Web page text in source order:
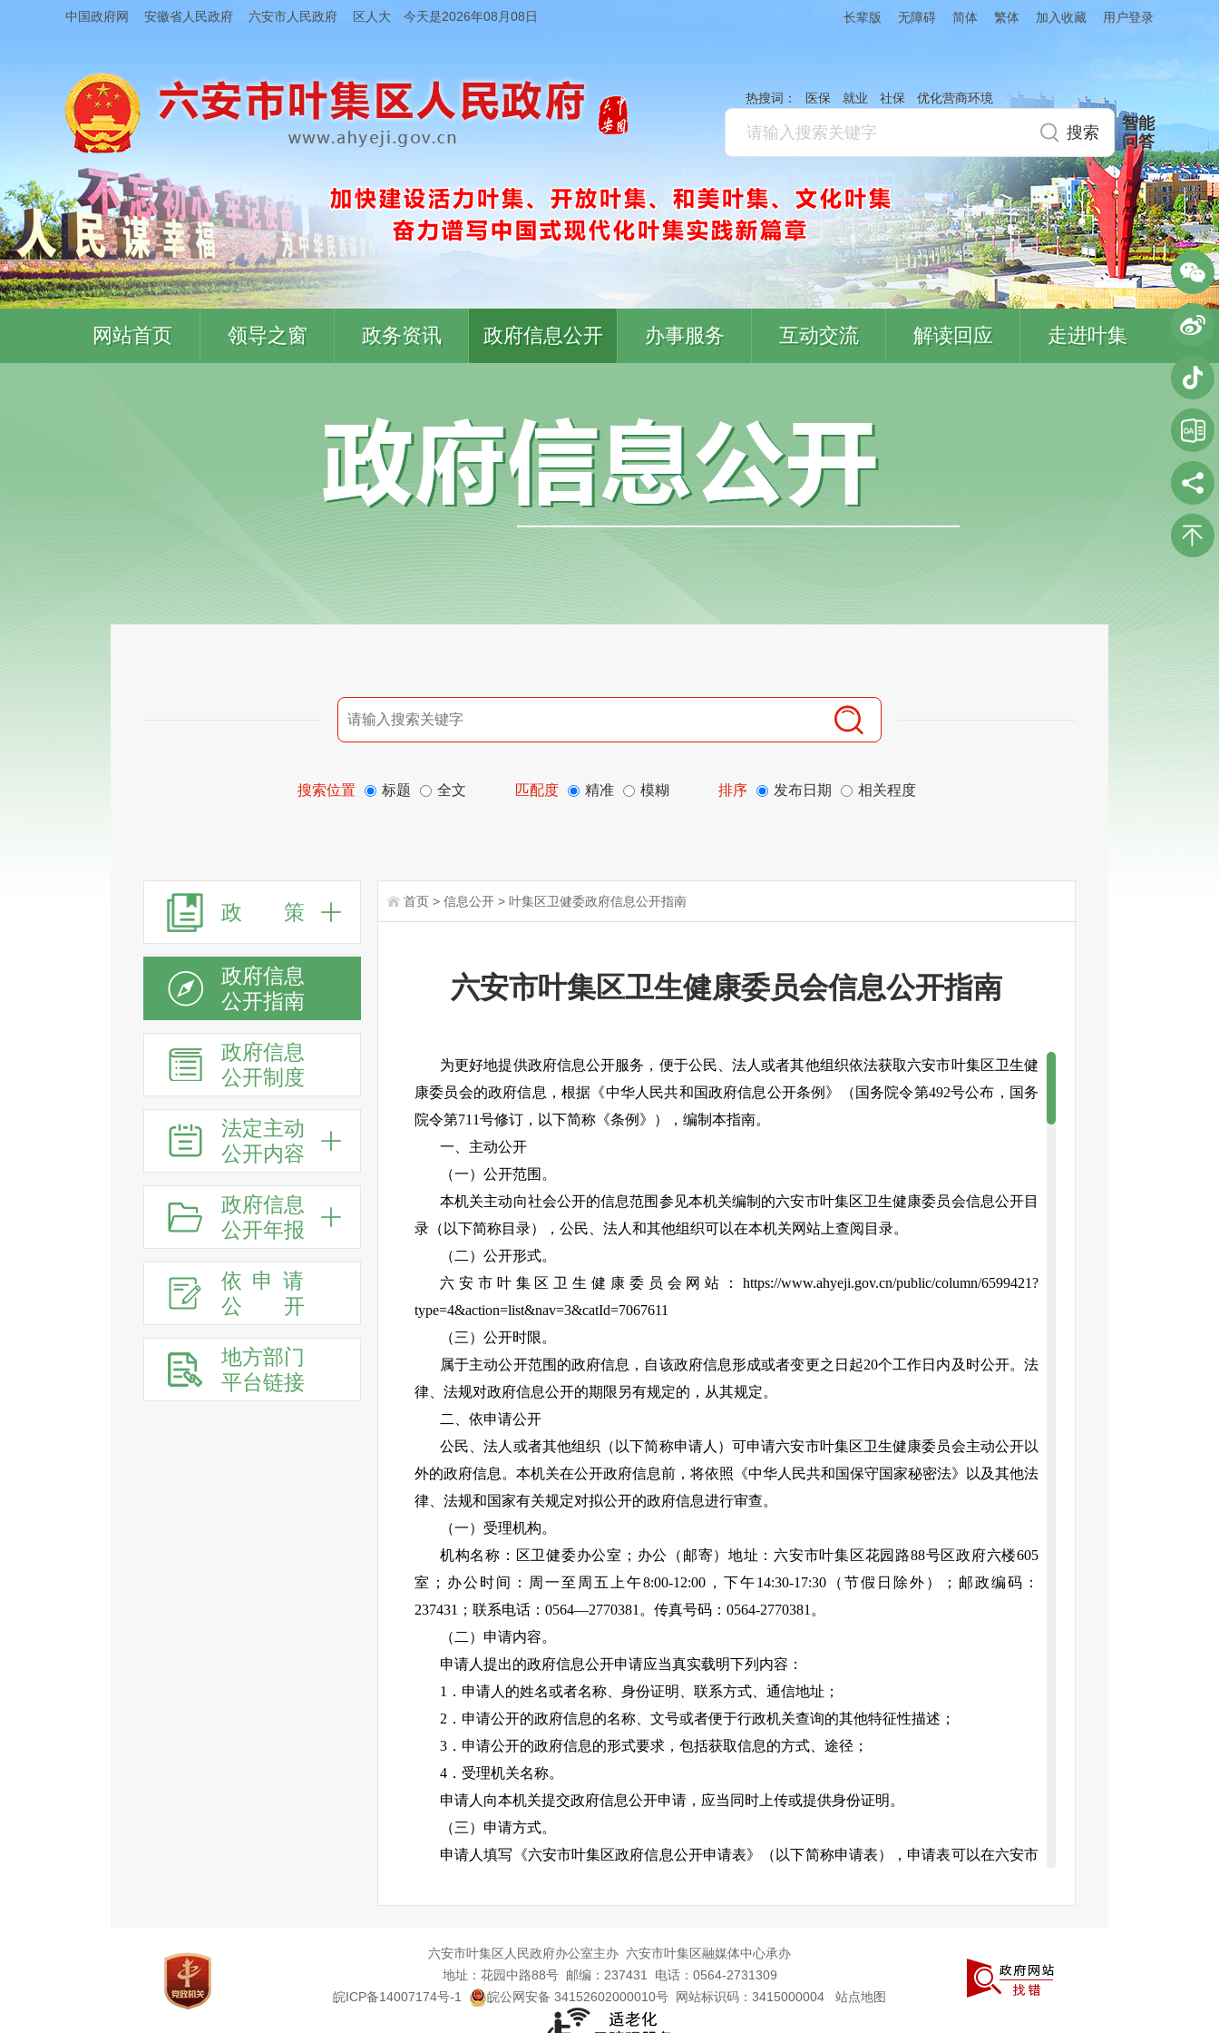
中国政府网 安徽省人民政府 六安市人民政府 区人大 今天是2026年08月08日 长辈版 无障碍 简体 繁体 加入收藏 用户登录
热搜词： 医保 就业 社保 优化营商环境
智能
问答
网站首页 领导之窗 政务资讯 政府信息公开 办事服务 互动交流 解读回应 走进叶集
搜索位置 标题 全文 匹配度 精准 模糊 排序 发布日期 相关程度
政 策
政府信息
公开指南
政府信息
公开制度
法定主动
公开内容
政府信息
公开年报
依申请
公
开
地方部门
平台链接
首页 > 信息公开 > 叶集区卫健委政府信息公开指南
六安市叶集区卫生健康委员会信息公开指南
为更好地提供政府信息公开服务，便于公民、法人或者其他组织依法获取六安市叶集区卫生健
康委员会的政府信息，根据《中华人民共和国政府信息公开条例》（国务院令第492号公布，国务
院令第711号修订，以下简称《条例》），编制本指南。
一、主动公开
（一）公开范围。
本机关主动向社会公开的信息范围参见本机关编制的六安市叶集区卫生健康委员会信息公开目
录（以下简称目录），公民、法人和其他组织可以在本机关网站上查阅目录。
（二）公开形式。
六安市叶集区卫生健康委员会网站
：https://www.ahyeji.gov.cn/public/column/6599421?
type=4&action=list&nav=3&catId=7067611
（三）公开时限。
属于主动公开范围的政府信息，自该政府信息形成或者变更之日起20个工作日内及时公开。法
律、法规对政府信息公开的期限另有规定的，从其规定。
二、依申请公开
公民、法人或者其他组织（以下简称申请人）可申请六安市叶集区卫生健康委员会主动公开以
外的政府信息。本机关在公开政府信息前，将依照《中华人民共和国保守国家秘密法》以及其他法
律、法规和国家有关规定对拟公开的政府信息进行审查。
（一）受理机构。
机构名称：区卫健委办公室；办公（邮寄）地址：六安市叶集区花园路88号区政府六楼605
室；办公时间：周一至周五上午8:00-12:00，下午14:30-17:30（节假日除外）；邮政编码：
237431；联系电话：0564—2770381。传真号码：0564-2770381。
（二）申请内容。
申请人提出的政府信息公开申请应当真实载明下列内容：
1．申请人的姓名或者名称、身份证明、联系方式、通信地址；
2．申请公开的政府信息的名称、文号或者便于行政机关查询的其他特征性描述；
3．申请公开的政府信息的形式要求，包括获取信息的方式、途径；
4．受理机关名称。
申请人向本机关提交政府信息公开申请，应当同时上传或提供身份证明。
（三）申请方式。
申请人填写《六安市叶集区政府信息公开申请表》（以下简称申请表），申请表可以在六安市
申请表复印有效。
1．信函。通过信函提出申请的，应填写申请表，收信人名称请注明“六安市叶集区卫生健康委
员会办公室”，并在信封正面左下角显著位置注明“政府信息公开申请”，本机关只接收中国邮政寄
件。通信地址：六安市叶集区花园路88号区政府六楼605室；联系电话：0564—2770381；邮政编
六安市叶集区人民政府办公室主办 六安市叶集区融媒体中心承办
地址：花园中路88号 邮编：237431 电话：0564-2731309
皖ICP备14007174号-1
皖公网安备 34152602000010号 网站标识码：3415000004 站点地图